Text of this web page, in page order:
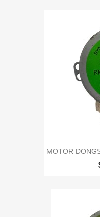
MOTOR